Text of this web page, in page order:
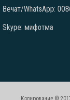
Вечат/WhatsApp:
Skype: мифотма